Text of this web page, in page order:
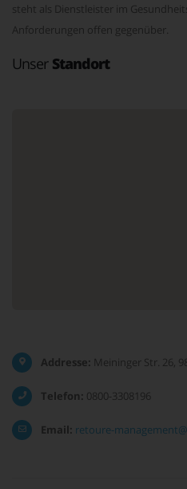
steht als Dienstleister im
Anforderungen offen gegenüber.
Unser Standort
Addresse: Meininger Str. 26,
Telefon: 0800-3308196
Email: retoure-